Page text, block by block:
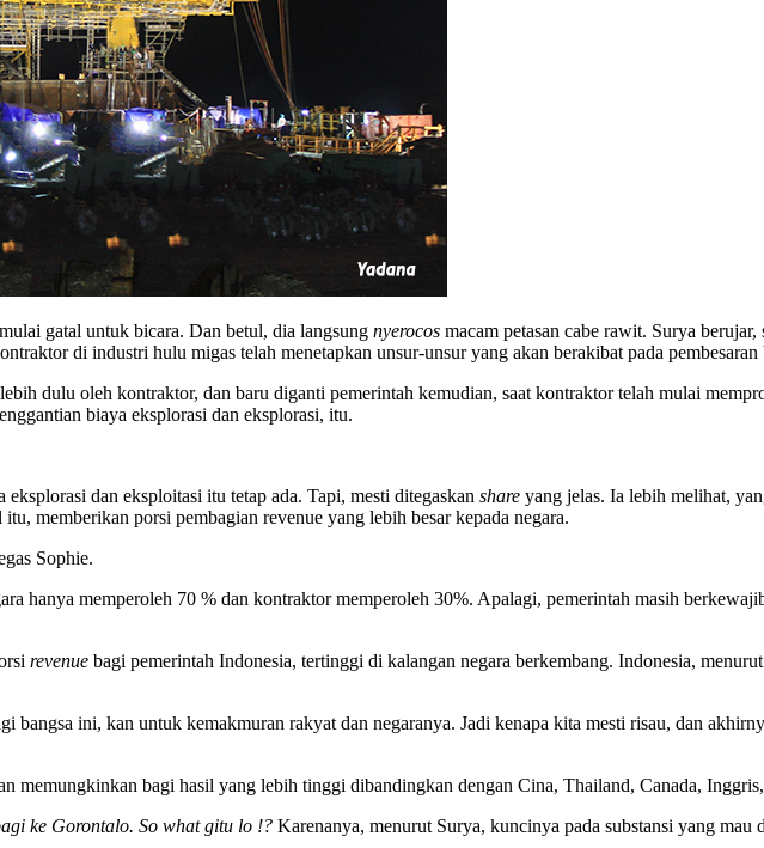
gatal untuk bicara. Dan betul, dia langsung nyerocos macam petasan cabe rawit. Surya
di industri hulu migas telah menetapkan unsur-unsur yang akan berakibat pada
dulu oleh kontraktor, dan baru diganti pemerintah kemudian, saat kontraktor telah mulai
biaya eksplorasi dan eksplorasi, itu.
dan eksploitasi itu tetap ada. Tapi, mesti ditegaskan share yang jelas. Ia lebih melihat,
memberikan porsi pembagian revenue yang lebih besar kepada negara.
Sophie.
hanya memperoleh 70 % dan kontraktor memperoleh 30%. Apalagi, pemerintah masih
revenue bagi pemerintah Indonesia, tertinggi di kalangan negara berkembang. Indonesia,
bangsa ini, kan untuk kemakmuran rakyat dan negaranya. Jadi kenapa kita mesti risau, dan
memungkinkan bagi hasil yang lebih tinggi dibandingkan dengan Cina, Thailand, Canada,
ke Gorontalo. So what gitu lo !? Karenanya, menurut Surya, kuncinya pada substansi yang mau